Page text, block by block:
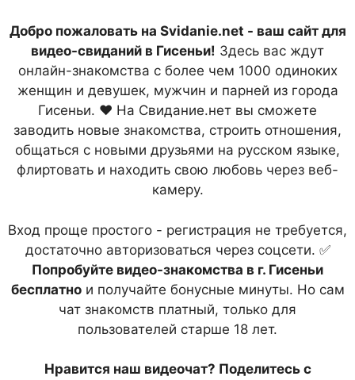
Добро пожаловать на Svidanie.net - ваш сайт для
видео-свиданий в Гисеньи! Здесь вас ждут
онлайн-знакомства с более чем 1000 одиноких
женщин и девушек, мужчин и парней из города
Гисеньи. ❤ На Свидание.нет вы сможете
заводить новые знакомства, строить отношения,
общаться с новыми друзьями на русском языке,
флиртовать и находить свою любовь через веб-
камеру.
Вход проще простого - регистрация не требуется,
достаточно авторизоваться через соцсети. ✅
Попробуйте видео-знакомства в г. Гисеньи
бесплатнои получайте бонусные минуты. Но сам
чат знакомств платный, только для
пользователей старше 18 лет.
Нравится наш видеочат? Поделитесь с